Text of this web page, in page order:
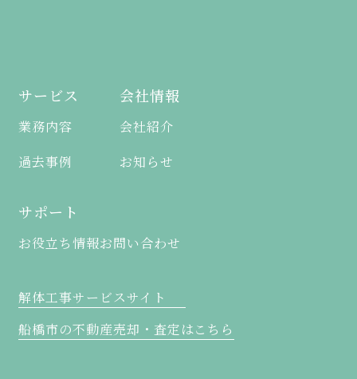
サービス
業務内容
過去事例
会社情報
会社紹介
お知らせ
サポート
お役立ち情報お問い合わせ
解体工事サービスサイト
船橋市の不動産売却・査定はこちら